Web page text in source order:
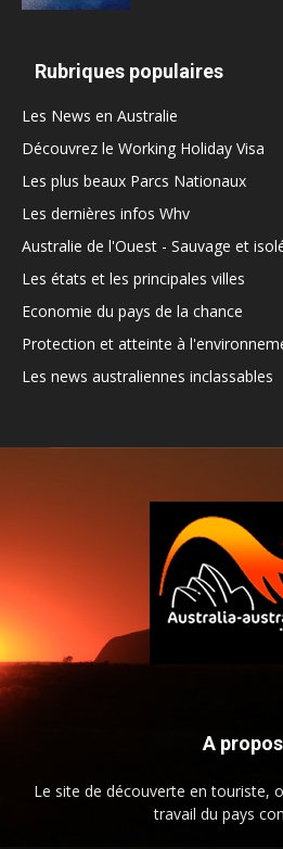
Rubriques populaires
Les News en Australie
Découvrez le Working Holiday Visa
Les plus beaux Parcs Nationaux
Les dernières infos Whv
Australie de l'Ouest - Sauvage et
Les états et les principales villes
Economie du pays de la chance
Protection et atteinte à
Les news australiennes inclassables
A propos
Le site de découverte en touriste,
travail du pays